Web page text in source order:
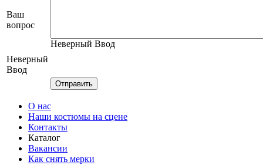
Ваш
вопрос
Неверный Ввод
Неверный
Ввод
О нас
Наши костюмы на сцене
Контакты
Каталог
Вакансии
Как снять мерки